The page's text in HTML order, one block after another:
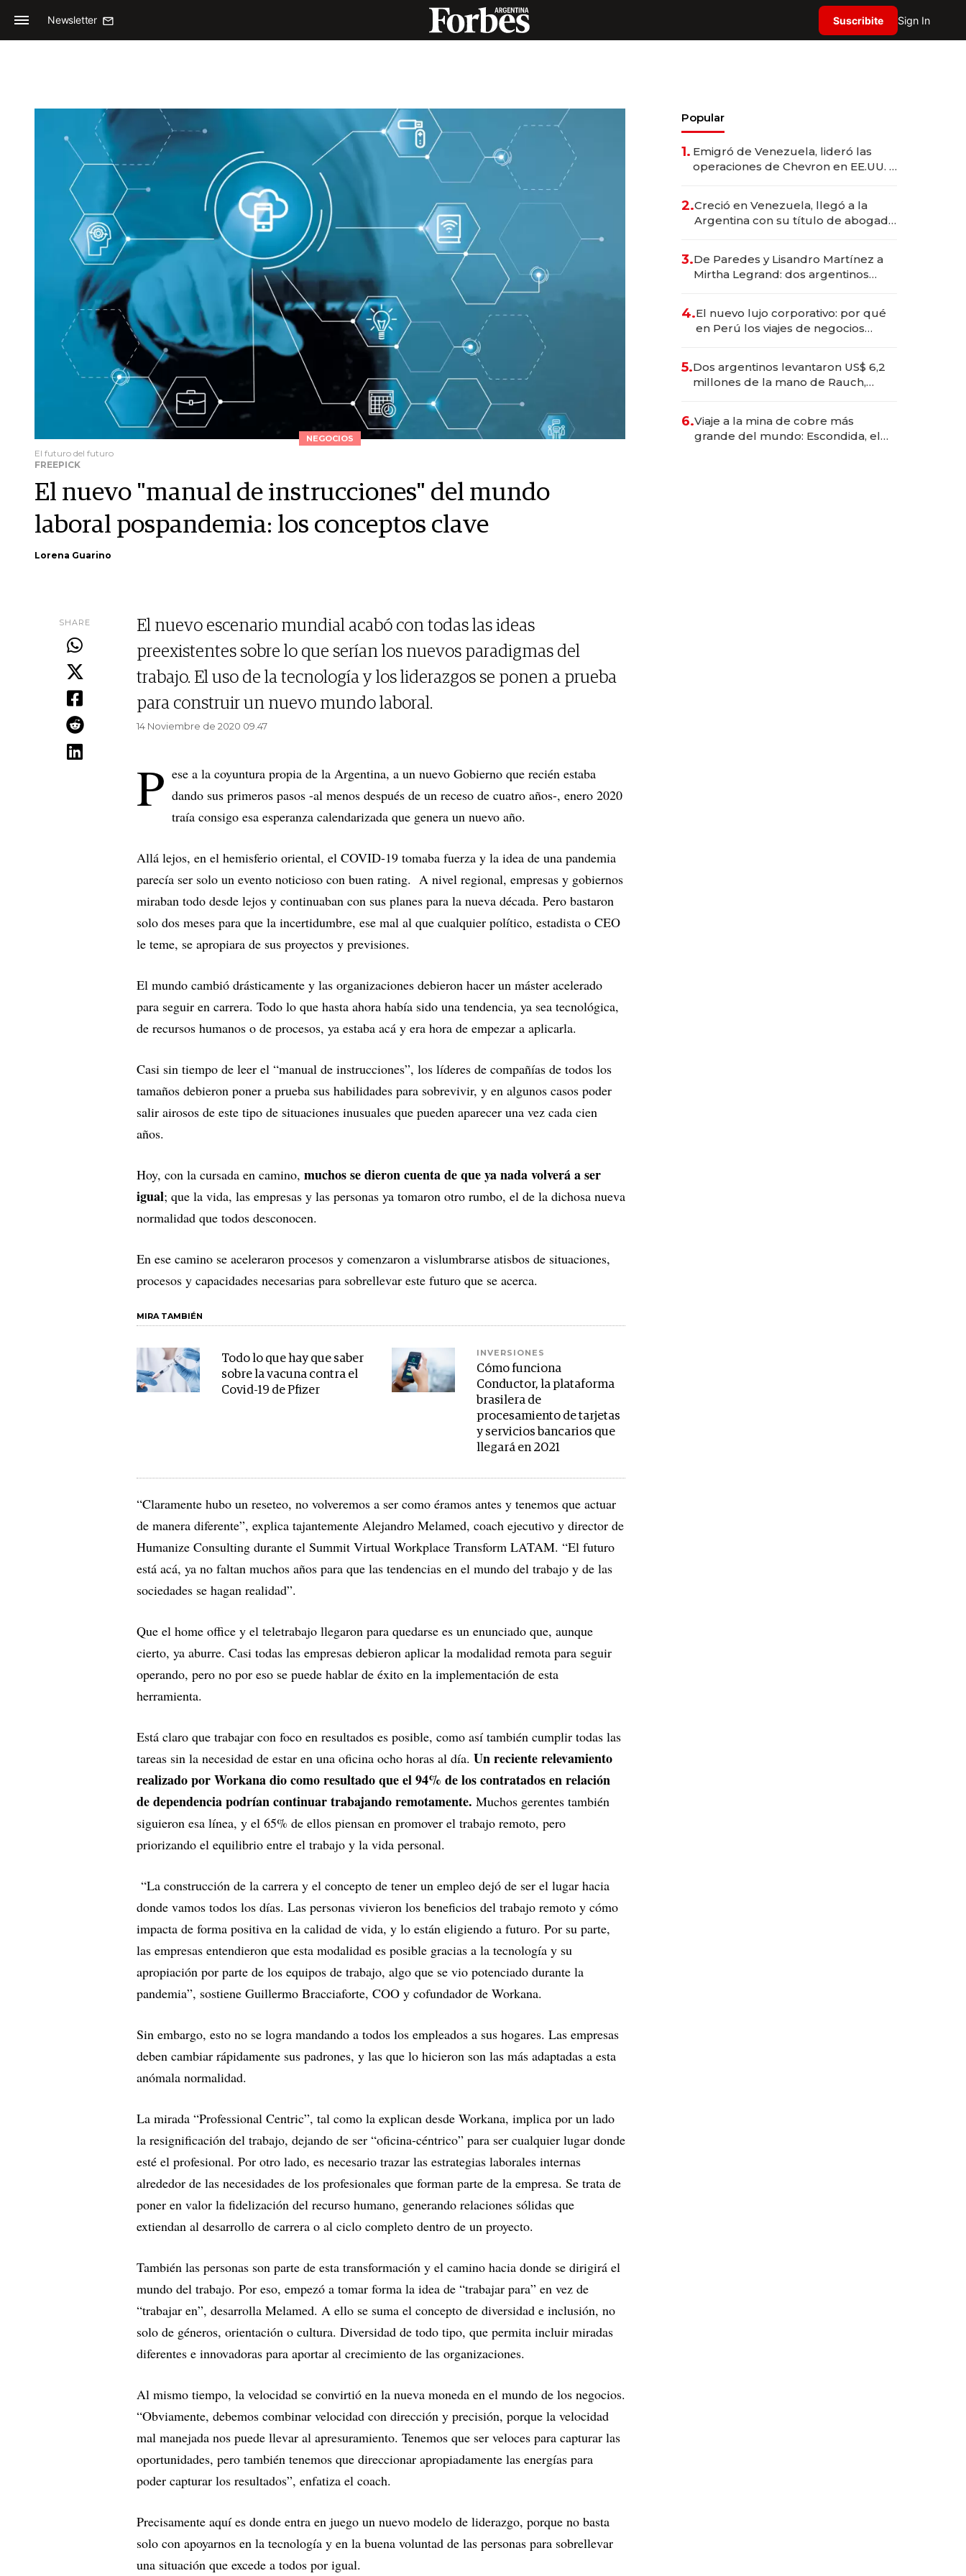
Newsletter Suscribite Sign In
NEGOCIOS
El futuro del futuro
FREEPICK
El nuevo "manual de instrucciones" del mundo
laboral pospandemia: los conceptos clave
Lorena Guarino
SHARE
El nuevo escenario mundial acabó con todas las ideas
preexistentes sobre lo que serían los nuevos paradigmas del
trabajo. El uso de la tecnología y los liderazgos se ponen a prueba
para construir un nuevo mundo laboral.
14 Noviembre de 2020 09.47
P ese a la coyuntura propia de la Argentina, a un nuevo Gobierno que recién estaba
dando sus primeros pasos -al menos después de un receso de cuatro años-, enero 2020
traía consigo esa esperanza calendarizada que genera un nuevo año.
Allá lejos, en el hemisferio oriental, el COVID-19 tomaba fuerza y la idea de una pandemia
parecía ser solo un evento noticioso con buen rating. A nivel regional, empresas y gobiernos
miraban todo desde lejos y continuaban con sus planes para la nueva década. Pero bastaron
solo dos meses para que la incertidumbre, ese mal al que cualquier político, estadista o CEO
le teme, se apropiara de sus proyectos y previsiones.
El mundo cambió drásticamente y las organizaciones debieron hacer un máster acelerado
para seguir en carrera. Todo lo que hasta ahora había sido una tendencia, ya sea tecnológica,
de recursos humanos o de procesos, ya estaba acá y era hora de empezar a aplicarla.
Casi sin tiempo de leer el “manual de instrucciones”, los líderes de compañías de todos los
tamaños debieron poner a prueba sus habilidades para sobrevivir, y en algunos casos poder
salir airosos de este tipo de situaciones inusuales que pueden aparecer una vez cada cien
años.
Hoy, con la cursada en camino, muchos se dieron cuenta de que ya nada volverá a ser
igual; que la vida, las empresas y las personas ya tomaron otro rumbo, el de la dichosa nueva
normalidad que todos desconocen.
En ese camino se aceleraron procesos y comenzaron a vislumbrarse atisbos de situaciones,
procesos y capacidades necesarias para sobrellevar este futuro que se acerca.
MIRA TAMBIÉN
Todo lo que hay que saber
sobre la vacuna contra el
Covid-19 de Pfizer
INVERSIONES
Cómo funciona
Conductor, la plataforma
brasilera de
procesamiento de tarjetas
y servicios bancarios que
llegará en 2021
“Claramente hubo un reseteo, no volveremos a ser como éramos antes y tenemos que actuar
de manera diferente”, explica tajantemente Alejandro Melamed, coach ejecutivo y director de
Humanize Consulting durante el Summit Virtual Workplace Transform LATAM. “El futuro
está acá, ya no faltan muchos años para que las tendencias en el mundo del trabajo y de las
sociedades se hagan realidad”.
Que el home office y el teletrabajo llegaron para quedarse es un enunciado que, aunque
cierto, ya aburre. Casi todas las empresas debieron aplicar la modalidad remota para seguir
operando, pero no por eso se puede hablar de éxito en la implementación de esta
herramienta.
Está claro que trabajar con foco en resultados es posible, como así también cumplir todas las
tareas sin la necesidad de estar en una oficina ocho horas al día. Un reciente relevamiento
realizado por Workana dio como resultado que el 94% de los contratados en relación
de dependencia podrían continuar trabajando remotamente. Muchos gerentes también
siguieron esa línea, y el 65% de ellos piensan en promover el trabajo remoto, pero
priorizando el equilibrio entre el trabajo y la vida personal.
“La construcción de la carrera y el concepto de tener un empleo dejó de ser el lugar hacia
donde vamos todos los días. Las personas vivieron los beneficios del trabajo remoto y cómo
impacta de forma positiva en la calidad de vida, y lo están eligiendo a futuro. Por su parte,
las empresas entendieron que esta modalidad es posible gracias a la tecnología y su
apropiación por parte de los equipos de trabajo, algo que se vio potenciado durante la
pandemia”, sostiene Guillermo Bracciaforte, COO y cofundador de Workana.
Sin embargo, esto no se logra mandando a todos los empleados a sus hogares. Las empresas
deben cambiar rápidamente sus padrones, y las que lo hicieron son las más adaptadas a esta
anómala normalidad.
La mirada “Professional Centric”, tal como la explican desde Workana, implica por un lado
la resignificación del trabajo, dejando de ser “oficina-céntrico” para ser cualquier lugar donde
esté el profesional. Por otro lado, es necesario trazar las estrategias laborales internas
alrededor de las necesidades de los profesionales que forman parte de la empresa. Se trata de
poner en valor la fidelización del recurso humano, generando relaciones sólidas que
extiendan al desarrollo de carrera o al ciclo completo dentro de un proyecto.
También las personas son parte de esta transformación y el camino hacia donde se dirigirá el
mundo del trabajo. Por eso, empezó a tomar forma la idea de “trabajar para” en vez de
“trabajar en”, desarrolla Melamed. A ello se suma el concepto de diversidad e inclusión, no
solo de géneros, orientación o cultura. Diversidad de todo tipo, que permita incluir miradas
diferentes e innovadoras para aportar al crecimiento de las organizaciones.
Al mismo tiempo, la velocidad se convirtió en la nueva moneda en el mundo de los negocios.
“Obviamente, debemos combinar velocidad con dirección y precisión, porque la velocidad
mal manejada nos puede llevar al apresuramiento. Tenemos que ser veloces para capturar las
oportunidades, pero también tenemos que direccionar apropiadamente las energías para
poder capturar los resultados”, enfatiza el coach.
Precisamente aquí es donde entra en juego un nuevo modelo de liderazgo, porque no basta
solo con apoyarnos en la tecnología y en la buena voluntad de las personas para sobrellevar
una situación que excede a todos por igual.
Popular
1. Emigró de Venezuela, lideró las
operaciones de Chevron en EE.UU. y
2.Creció en Venezuela, llegó a la
Argentina con su título de abogado
marcas "fast premium"
3.De Paredes y Lisandro Martínez a
Mirtha Legrand: dos argentinos
4.El nuevo lujo corporativo: por qué
en Perú los viajes de negocios
transformadoras
5.Dos argentinos levantaron US$ 6,2
millones de la mano de Rauch,
6.Viaje a la mina de cobre más
grande del mundo: Escondida, el